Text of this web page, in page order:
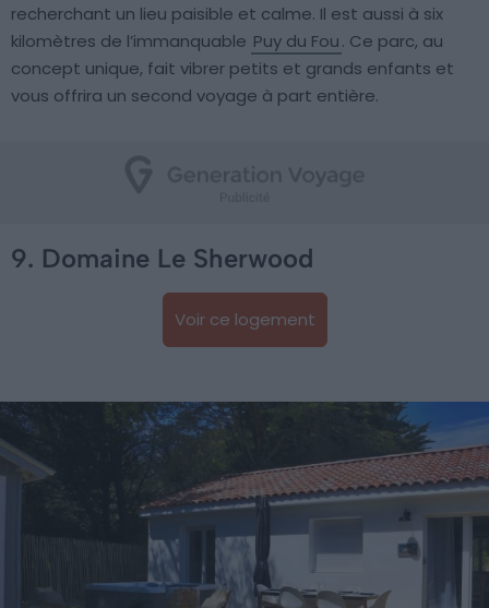
recherchant un lieu paisible et calme. Il est aussi à six
kilomètres de l’immanquable Puy du Fou. Ce parc, au
concept unique, fait vibrer petits et grands enfants et
vous offrira un second voyage à part entière.
9. Domaine Le Sherwood
Voir ce logement